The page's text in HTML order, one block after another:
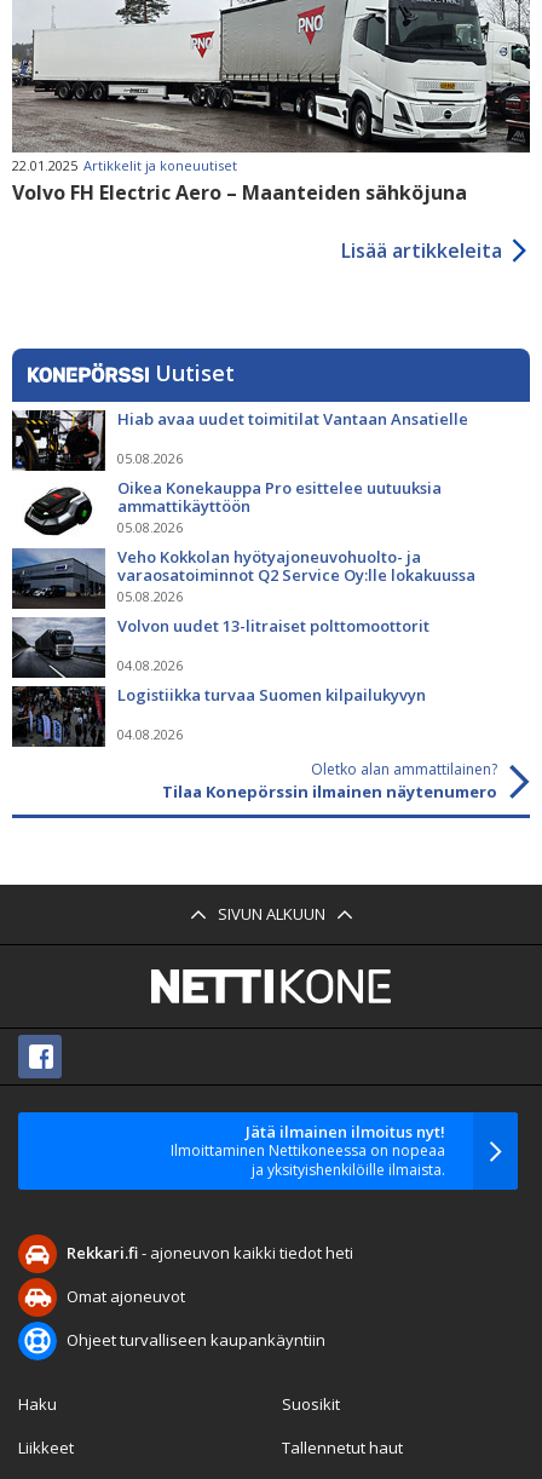
22.01.2025 Artikkelit ja koneuutiset
Volvo FH Electric Aero – Maanteiden sähköjuna
Lisää artikkeleita
Uutiset
Hiab avaa uudet toimitilat Vantaan Ansatielle
05.08.2026
Oikea Konekauppa Pro esittelee uutuuksia
ammattikäyttöön
05.08.2026
Veho Kokkolan hyötyajoneuvohuolto- ja
varaosatoiminnot Q2 Service Oy:lle lokakuussa
05.08.2026
Volvon uudet 13-litraiset polttomoottorit
04.08.2026
Logistiikka turvaa Suomen kilpailukyvyn
04.08.2026
Oletko alan ammattilainen?
Tilaa Konepörssin ilmainen näytenumero
SIVUN ALKUUN
Jätä ilmainen ilmoitus nyt!
Ilmoittaminen Nettikoneessa on nopeaa
ja yksityishenkilöille ilmaista.
Rekkari.fi- ajoneuvon kaikki tiedot heti
Omat ajoneuvot
Ohjeet turvalliseen kaupankäyntiin
Haku
Liikkeet
Suosikit
Tallennetut haut